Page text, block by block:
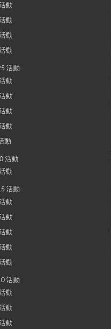
動
動
動
動
活動
動
動
動
動
動
活動
動
活動
動
動
動
動
動
活動
動
動
動